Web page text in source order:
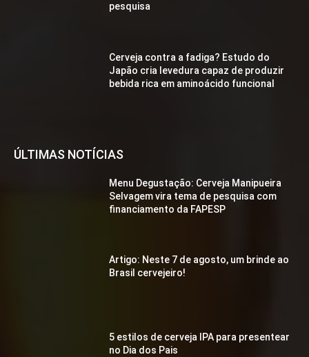
pesquisa
Cerveja contra a fadiga? Estudo do
Japão cria levedura capaz de produzir
bebida rica em aminoácido funcional
ÚLTIMAS NOTÍCIAS
Menu Degustação: Cerveja Manipueira
Selvagem vira tema de pesquisa com
financiamento da FAPESP
Artigo: Neste 7 de agosto, um brinde ao
Brasil cervejeiro!
5 estilos de cerveja IPA para presentear
no Dia dos Pais